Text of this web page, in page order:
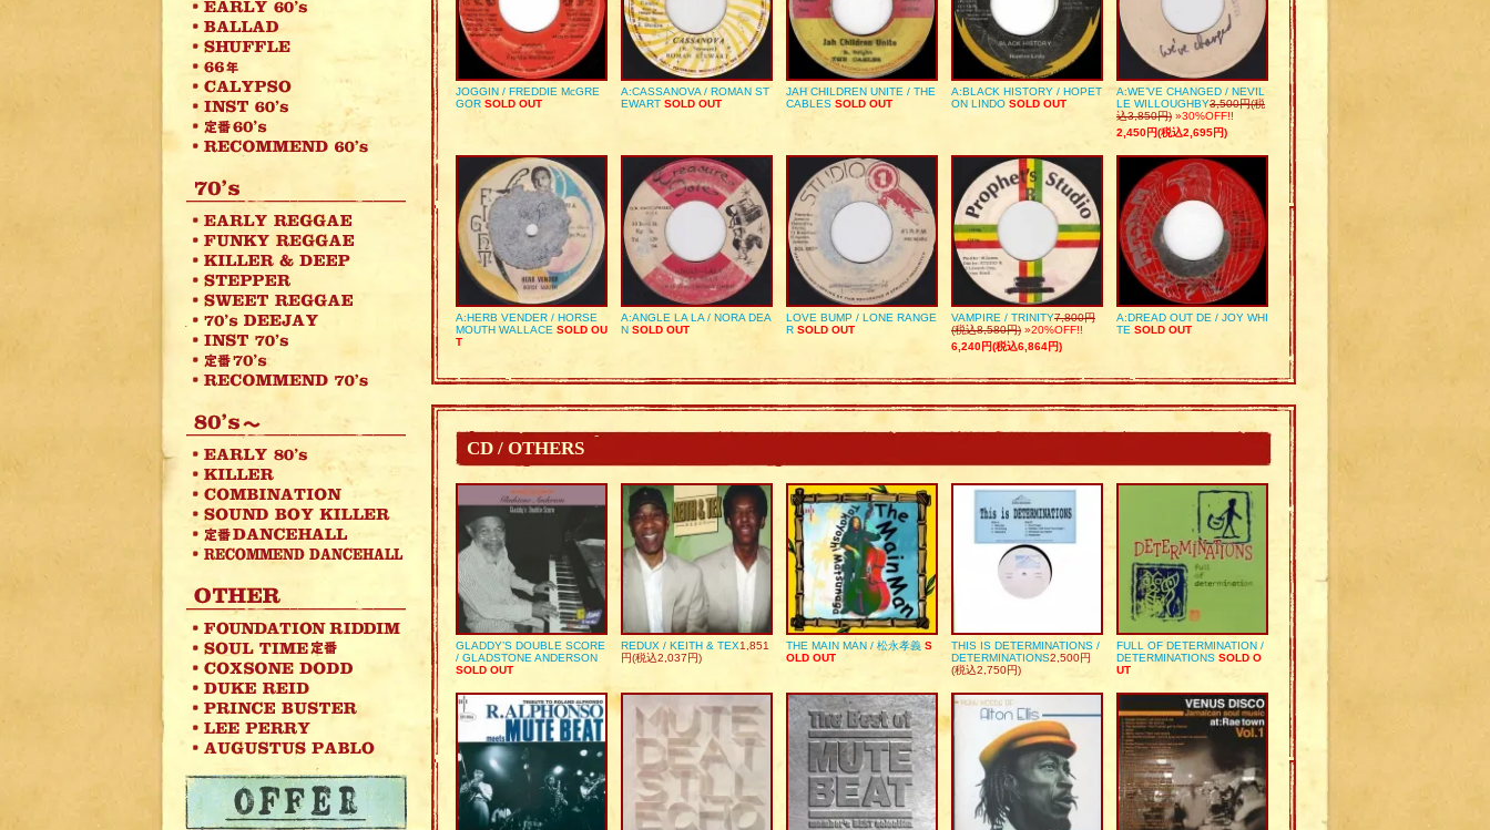
JOGGIN / FREDDIE McGRE
GOR SOLD OUT
A:CASSANOVA / ROMAN ST
EWART SOLD OUT
JAH CHILDREN UNITE / THE
CABLES SOLD OUT
A:BLACK HISTORY / HOPET
ON LINDO SOLD OUT
A:WE’VE CHANGED / NEVIL
LE WILLOUGHBY3,500円(税
込3,850円) »30%OFF!!
2,450円(税込2,695円)
A:HERB VENDER / HORSE
MOUTH WALLACE SOLD OU
T
A:ANGLE LA LA / NORA DEA
N SOLD OUT
LOVE BUMP / LONE RANGE
R SOLD OUT
VAMPIRE / TRINITY7,800円
(税込8,580円) »20%OFF!!
6,240円(税込6,864円)
A:DREAD OUT DE / JOY WHI
TE SOLD OUT
CD / OTHERS
GLADDY’S DOUBLE SCORE
/ GLADSTONE ANDERSON
SOLD OUT
REDUX / KEITH & TEX1,851
円(税込2,037円)
THE MAIN MAN / 松永孝義 S
OLD OUT
THIS IS DETERMINATIONS /
DETERMINATIONS2,500円
(税込2,750円)
FULL OF DETERMINATION /
DETERMINATIONS SOLD O
UT